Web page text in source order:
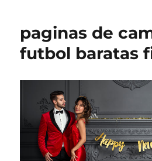
paginas de
futbol baratas